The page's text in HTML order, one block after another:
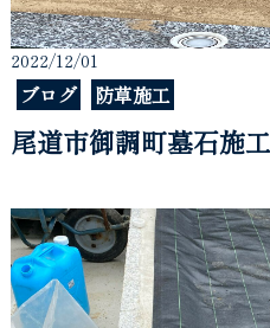
2022/12/01
ブログ 防草施工
尾道市御調町墓石施